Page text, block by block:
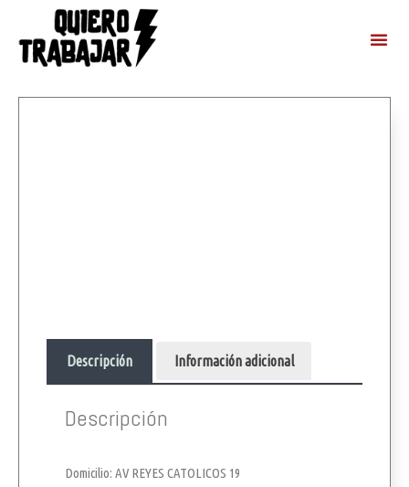
Descripción Información adicional
Descripción
Domicilio: AV REYES CATOLICOS 19